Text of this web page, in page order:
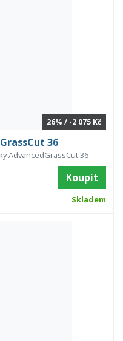
26% / -2 075 Kč
36
AdvancedGrassCut 36
Koupit
Skladem